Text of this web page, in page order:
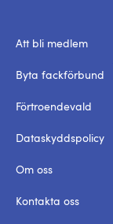
Att bli medlem
Byta fackförbund
Förtroendevald
Dataskyddspolicy
Om oss
Kontakta oss